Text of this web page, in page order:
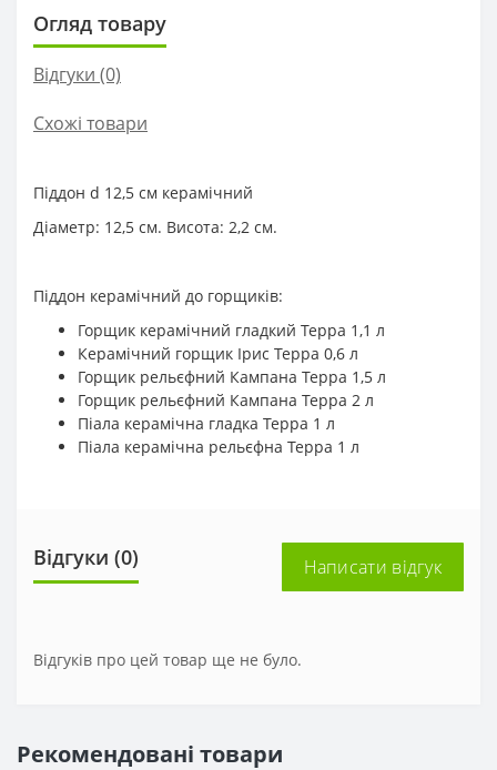
Огляд товару
Відгуки (0)
Схожі товари
Піддон d 12,5 см керамічний
Діаметр: 12,5 см. Висота: 2,2 см.
Піддон керамічний до горщиків:
Горщик керамічний гладкий Терра 1,1 л
Керамічний горщик Ірис Терра 0,6 л
Горщик рельєфний Кампана Терра 1,5 л
Горщик рельєфний Кампана Терра 2 л
Піала керамічна гладка Терра 1 л
Піала керамічна рельєфна Терра 1 л
Відгуки (0) Написати відгук
Відгуків про цей товар ще не було.
Рекомендовані товари